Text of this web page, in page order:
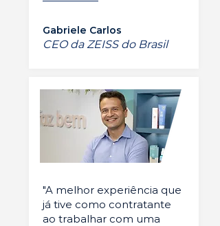
Gabriele Carlos
CEO da ZEISS do Brasil
"A melhor experiência que
já tive como contratante
ao trabalhar com uma